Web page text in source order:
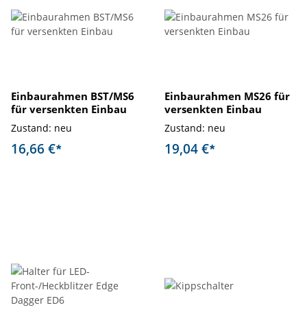
Einbaurahmen BST/MS6
für versenkten Einbau
Zustand: neu
16,66 €*
Einbaurahmen MS26 für
versenkten Einbau
Zustand: neu
19,04 €*